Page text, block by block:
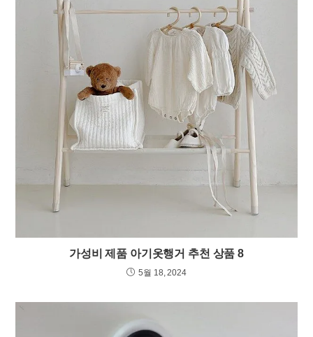
가성비 제품 아기옷행거 추천 상품 8
5월 18, 2024